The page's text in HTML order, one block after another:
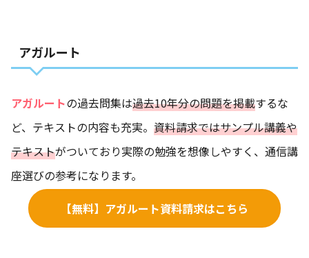
アガルート
アガルートの過去問集は過去10年分の問題を掲載するな
ど、テキストの内容も充実。 資料請求ではサンプル講義や
テキストがついており実際の勉強を想像しやすく、通信講
座選びの参考になります。
【無料】アガルート資料請求はこちら